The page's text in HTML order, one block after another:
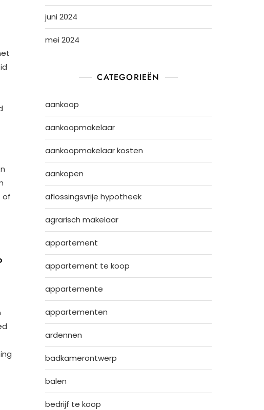
of
juni 2024
mei 2024
CATEGORIEËN
aankoop
aankoopmakelaar
aankoopmakelaar kosten
aankopen
aflossingsvrije hypotheek
agrarisch makelaar
appartement
appartement te koop
appartemente
appartementen
ardennen
badkamerontwerp
balen
bedrijf te koop